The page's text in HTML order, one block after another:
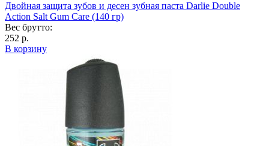
Двойная защита зубов и десен зубная паста Darlie Double
Action Salt Gum Care (140 гр)
Вес брутто:
252 р.
В корзину